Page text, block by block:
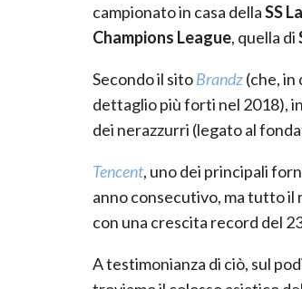
campionato in casa dellaSS
Champions League, quella di
Secondo il sitoBrandz(che, in
dettaglio più forti nel 2018),
dei nerazzurri (legato al
Tencent, uno dei principali
anno consecutivo, ma tutto il
con una crescita record del
A testimonianza di ciò, sul